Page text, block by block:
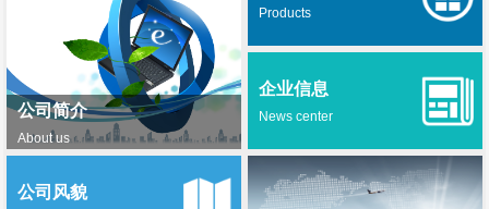
公司简介
About us
Products
企业信息
News center
公司风貌